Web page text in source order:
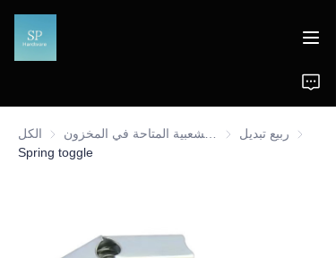
الكل المتاحة في المخزون
ربيع تبديل ربيع تبديل
Spring toggle
المنتجات